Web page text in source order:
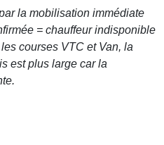
la mobilisation immédiate
= chauffeur indisponible
courses VTC et Van, la
est plus large car la